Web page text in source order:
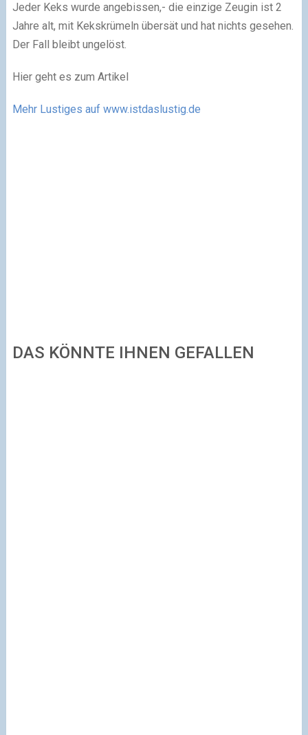
Jeder Keks wurde angebissen,- die einzige Zeugin ist 2
Jahre alt, mit Kekskrümeln übersät und hat nichts gesehen.
Der Fall bleibt ungelöst.
Hier geht es zum Artikel
Mehr Lustiges auf www.istdaslustig.de
DAS KÖNNTE IHNEN GEFALLEN